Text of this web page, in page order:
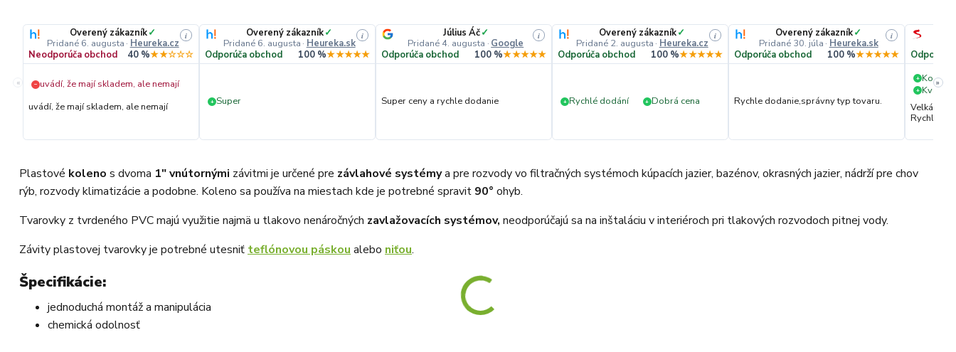
«
Overený zákazník✓
Pridané 6. augusta · Heureka.cz
i
Neodporúča obchod 40 %★★☆☆☆
− uvádí, že mají skladem, ale nemají
uvádí, že mají skladem, ale nemají
Overený zákazník✓
Pridané 6. augusta · Heureka.sk
i
Odporúča obchod 100 %★★★★★
+ Super
Július Áč✓
Pridané 4. augusta · Google
i
Odporúča obchod 100 %★★★★★
Super ceny a rychle dodanie
Overený zákazník✓
Pridané 2. augusta · Heureka.cz
i
Odporúča obchod 100 %★★★★★
+ Rychlé dodání + Dobrá cena
Overený zákazník✓
Pridané 30. júla · Heureka.sk
i
Odporúča obchod 100 %★★★★★
Rychle dodanie,správny typ tovaru.
+
+ Kvalita
Velká
Rychlé
»
Plastové koleno s dvoma 1" vnútornými závitmi je určené pre závlahové systémya pre rozvody vo filtračných systémoch kúpacích jazier, bazénov, okrasných jazier, nádrží pre chov
rýb, rozvody klimatizácie a podobne. Koleno sa používa na miestach kde je potrebné spravit 90° ohyb.
Tvarovky z tvrdeného PVC majú využitie najmä u tlakovo nenáročných zavlažovacích systémov, neodporúčajú sa na inštaláciu v interiéroch pri tlakových rozvodoch pitnej vody.
Závity plastovej tvarovky je potrebné utesniť teflónovou páskou alebo niťou.
Špecifikácie:
jednoduchá montáž a manipulácia
chemická odolnosť